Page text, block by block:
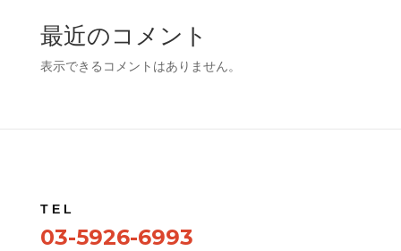
最近のコメント
表示できるコメントはありません。
TEL
03-5926-6993